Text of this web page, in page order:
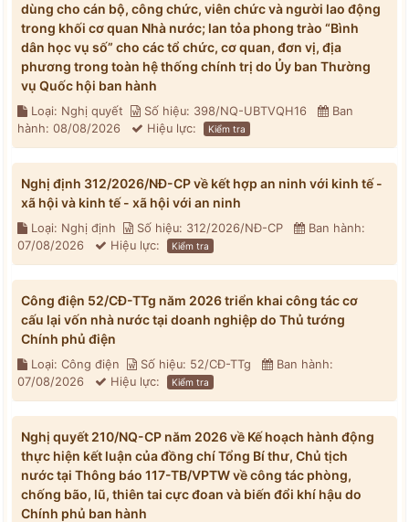
dùng cho cán bộ, công chức, viên chức và người lao động
trong khối cơ quan Nhà nước; lan tỏa phong trào “Bình
dân học vụ số” cho các tổ chức, cơ quan, đơn vị, địa
phương trong toàn hệ thống chính trị do Ủy ban Thường
vụ Quốc hội ban hành
Loại: Nghị quyết Số hiệu: 398/NQ-UBTVQH16
Ban
hành: 08/08/2026
Hiệu lực: Kiểm tra
Nghị định 312/2026/NĐ-CP về kết hợp an ninh với kinh tế -
xã hội và kinh tế - xã hội với an ninh
Loại: Nghị định Số hiệu: 312/2026/NĐ-CP
Ban hành:
07/08/2026
Hiệu lực: Kiểm tra
Công điện 52/CĐ-TTg năm 2026 triển khai công tác cơ
cấu lại vốn nhà nước tại doanh nghiệp do Thủ tướng
Chính phủ điện
Loại: Công điện Số hiệu: 52/CĐ-TTg
Ban hành:
07/08/2026
Hiệu lực: Kiểm tra
Nghị quyết 210/NQ-CP năm 2026 về Kế hoạch hành động
thực hiện kết luận của đồng chí Tổng Bí thư, Chủ tịch
nước tại Thông báo 117-TB/VPTW về công tác phòng,
chống bão, lũ, thiên tai cực đoan và biến đổi khí hậu do
Chính phủ ban hành